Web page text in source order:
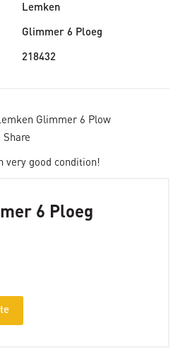
Lemken
Glimmer 6 Ploeg
218432
Glimmer 6 Plow
Share
very good condition!
6 Ploeg